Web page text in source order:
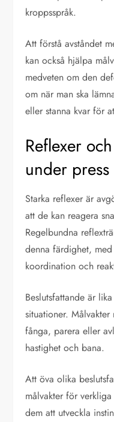
kroppsspråk.
Att förstå avståndet
kan också hjälpa
medveten om den
om när man ska
eller stanna kvar för
Reflexer
under press
Starka reflexer är
att de kan reagera
Regelbundna
denna färdighet,
koordination och
Beslutsfattande är
situationer.
fånga, parera eller
hastighet och bana.
Att öva olika
målvakter för
dem att utveckla